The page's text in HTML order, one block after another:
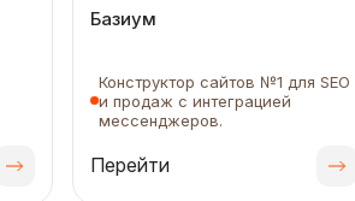
Базиум
Конструктор сайтов №1 для SEO
и продаж с интеграцией
мессенджеров.
Перейти